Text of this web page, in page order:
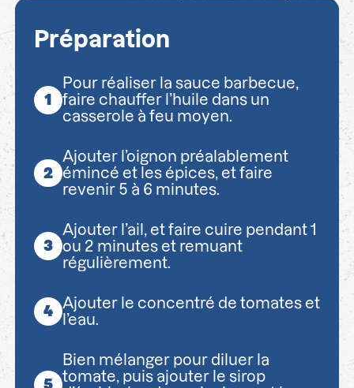
Préparation
Pour réaliser la sauce barbecue,
faire chauffer l’huile dans un
casserole à feu moyen.
Ajouter l’oignon préalablement
émincé et les épices, et faire
revenir 5 à 6 minutes.
Ajouter l’ail, et faire cuire pendant 1
ou 2 minutes et remuant
régulièrement.
Ajouter le concentré de tomates et
l’eau.
Bien mélanger pour diluer la
tomate, puis ajouter le sirop